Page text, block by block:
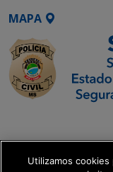
MAPA
Executiva de
Transformação
Utilizamos